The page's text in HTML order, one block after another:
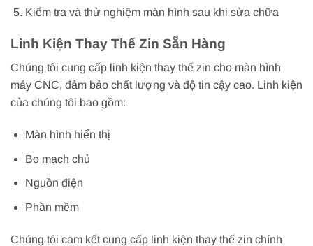
Kiểm tra và thử nghiệm màn hình sau khi sửa chữa
Linh Kiện Thay Thế Zin Sẵn Hàng
Chúng tôi cung cấp linh kiện thay thế zin cho màn hình
máy CNC, đảm bảo chất lượng và độ tin cậy cao. Linh kiện
của chúng tôi bao gồm:
Màn hình hiển thị
Bo mạch chủ
Nguồn điện
Phần mềm
Chúng tôi cam kết cung cấp linh kiện thay thế zin chính